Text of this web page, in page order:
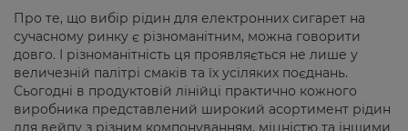
Про те, що вибір рідин для електронних сигарет на
сучасному ринку є різноманітним, можна говорити
довго. І різноманітність ця проявляється не лише у
величезній палітрі смаків та їх усіляких поєднань.
Сьогодні в продуктовій лінійці практично кожного
виробника представлений широкий асортимент рідин
для вейпу з різним компонуванням, міцністю та іншими